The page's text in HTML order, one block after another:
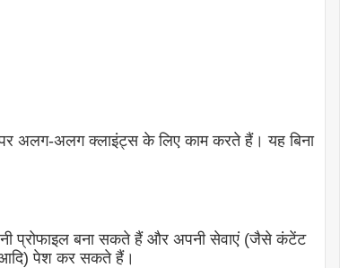
अलग-अलग क्लाइंट्स के लिए काम करते हैं। यह बिना
प्रोफाइल बना सकते हैं और अपनी सेवाएं (जैसे कंटेंट
आदि) पेश कर सकते हैं।